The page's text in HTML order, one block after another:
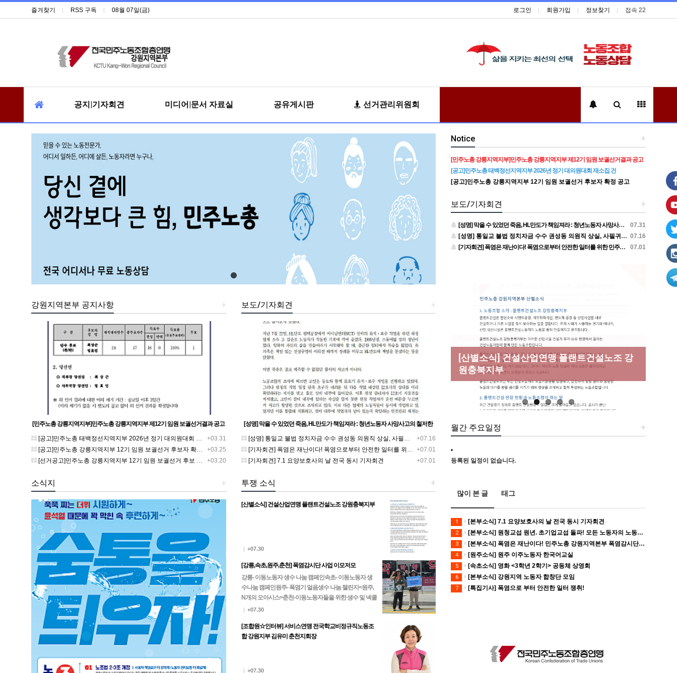
즐겨찾기 RSS 구독 08월 07일(금) 로그인 회원가입 정보찾기 접속 22
공지|기자회견 미디어|문서 자료실 공유게시판 선거관리위원회
+
강원지역본부 공지사항
[민주노총 강릉지역지부]민주노총 강릉지역지부 제12기 임원 보궐선거결과 공고
+03.31
[공고]민주노총 태백정선지역지부 2026년 정기 대의원대회 재소집 건
+03.25
[공고]민주노총 강릉지역지부 12기 임원 보궐선거 후보자 확정 공고
+03.20
[선거공고]민주노총 강릉지역지부 12기 임원 보궐선거 후보 등록 기간 연장 공고
+
보도/기자회견
[성명] 막을 수 있었던 죽음, HL만도가 책임져라 : 청년노동자 사망사고의 철저한
+07.16
[성명] 통일교 불법 정치자금 수수 권성동 의원직 상실, 사필귀정이다
+07.01
[기자회견] 폭염은 재난이다! 폭염으로부터 안전한 일터를 위한 민주노총 강원지역본부 폭염감시단 선포 기자회견
+07.01
[기자회견] 7.1 요양보호사의 날 전국 동시 기자회견
+
소식지 +
투쟁 소식
[산별소식] 건설산업연맹 플랜트건설노조 강원충북지부
| +07.30
[강릉,속초,원주,춘천] 폭염감시단 사업 이모저모
강릉- 이동노동자 생수 나눔 캠페인속초- 이동노동자 생
수나눔 캠페인원주- 폭염기 얼음생수 나눔 챌린지<원주,
N개의 오아시스>춘천-이동노동자들을 위한 생수 및 넥쿨
러, 팔토시 나눔
| +07.30
[조합원☆인터뷰] 서비스연맹 전국학교비정규직노동조
합 강원지부 김유미 춘천지회장
| +07.30
+
Notice
[민주노총 강릉지역지부]민주노총 강릉지역지부 제12기 임원 보궐선거결과 공고
[공고]민주노총 태백정선지역지부 2026년 정기 대의원대회 재소집 건
[공고]민주노총 강릉지역지부 12기 임원 보궐선거 후보자 확정 공고
+
보도/기자회견
07.31
[성명] 막을 수 있었던 죽음, HL만도가 책임져라 : 청년노동자 사망사고의 철저한 진상규명과 재발방지 대책 마련하라
07.16
[성명] 통일교 불법 정치자금 수수 권성동 의원직 상실, 사필귀정이다
07.01
[기자회견] 폭염은 재난이다! 폭염으로부터 안전한 일터를 위한 민주노총 강원지역본부 폭염감시단 선포 기자회견
[성명] 막을 수 있었던 죽음, HL만도가 책임져
라 : 청년노동자 사망사고의 철저한 진상규명
과 재발방지 대책 마련하라
[산별소식] 건설산업연맹 플랜트건설노조 강
원충북지부
[강릉,속초,원주,춘천] 폭염감시단 사업 이모
저모
[조합원☆인터뷰] 서비스연맹 전국학교비정
규직노동조합 강원지부 김유미 춘천지회장
[본부소식] 강원지역 노동자 합창단 모임
+
월간 주요일정
등록된 일정이 없습니다.
많이 본 글 태그
1 [본부소식] 7.1 요양보호사의 날 전국 동시 기자회견
2 [본부소식] 원청교섭 원년. 초기업교섭 돌파! 모든 노동자의 노동기본권 쟁취! 민주노총 7.15 총파업대회
3 [본부소식] 폭염은 재난이다! 민주노총 강원지역본부 폭염감시단 선포 기자회견
4 [원주소식] 원주 이주노동자 한국어교실
5 [속초소식] 영화 <3학년 2학기> 공동체 상영회
6 [본부소식] 강원지역 노동자 합창단 모임
7 [특집기사] 폭염으로 부터 안전한 일터 쟁취!